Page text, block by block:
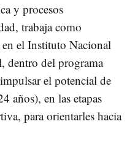
y procesos
trabaja como
el Instituto Nacional
dentro del programa
el potencial de
años), en las etapas
para orientarles hacia